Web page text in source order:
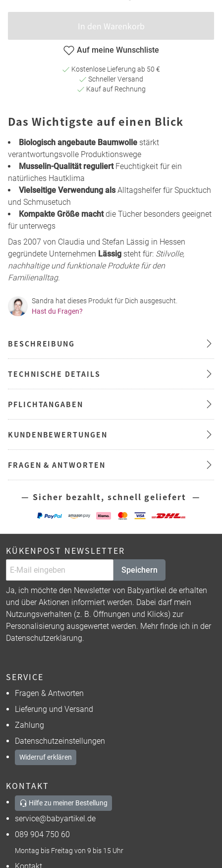
In den Warenkorb
Auf meine Wunschliste
Kostenlose Lieferung ab 50 €
Schneller Versand
Kauf auf Rechnung
Das Wichtigste auf einen Blick
Biologisch angebaute Baumwolle stärkt
verantwortungsvolle Produktionswege
Musselin-Qualität reguliertFeuchtigkeit für ein
natürliches Hautklima
Vielseitige Verwendung alsAlltagshelfer für Spucktuch
und Schmusetuch
Kompakte Größe machtdie Tücher besonders geeignet
für unterwegs
Das 2007 von Claudia und Stefan Lässig in Hessen
gegründete Unternehmen Lässig steht für: Stilvolle,
nachhaltige und funktionale Produkte für den
Familienalltag.
Sandra hat dieses Produkt für Dich ausgesucht.
Hast du Fragen?
BESCHREIBUNG
TECHNISCHE DETAILS
PFLICHTANGABEN
KUNDENBEWERTUNGEN
FRAGEN & ANTWORTEN
— Sicher bezahlt, schnell geliefert —
KÜKENPOST NEWSLETTER
Speichern
Ja, ich möchte den Newsletter von Babyartikel.de erhalten
und über Aktionen informiert werden. Dabei darf mein
Nutzungsverhalten (z. B. Öffnungen und Klicks) zur
Personalisierung ausgewertet werden. Mehr finde ich in der
Datenschutzerklärung.
SERVICE
Fragen & Antworten
Lieferung und Versand
Zahlung
Datenschutzeinstellungen
Widerruf erklären
KONTAKT
Hilfe zu meiner Bestellung
service@babyartikel.de
089 904 750 60
Montag bis Freitag von 9 bis 15 Uhr
Kontakt